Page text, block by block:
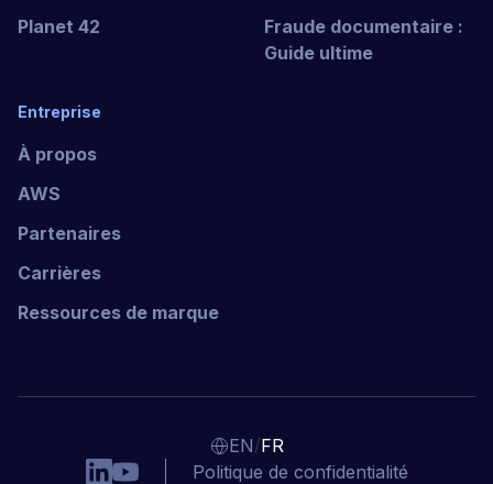
Planet 42
Fraude documentaire :
Guide ultime
Entreprise
À propos
AWS
Partenaires
Carrières
Ressources de marque
EN/FR
Politique de confidentialité